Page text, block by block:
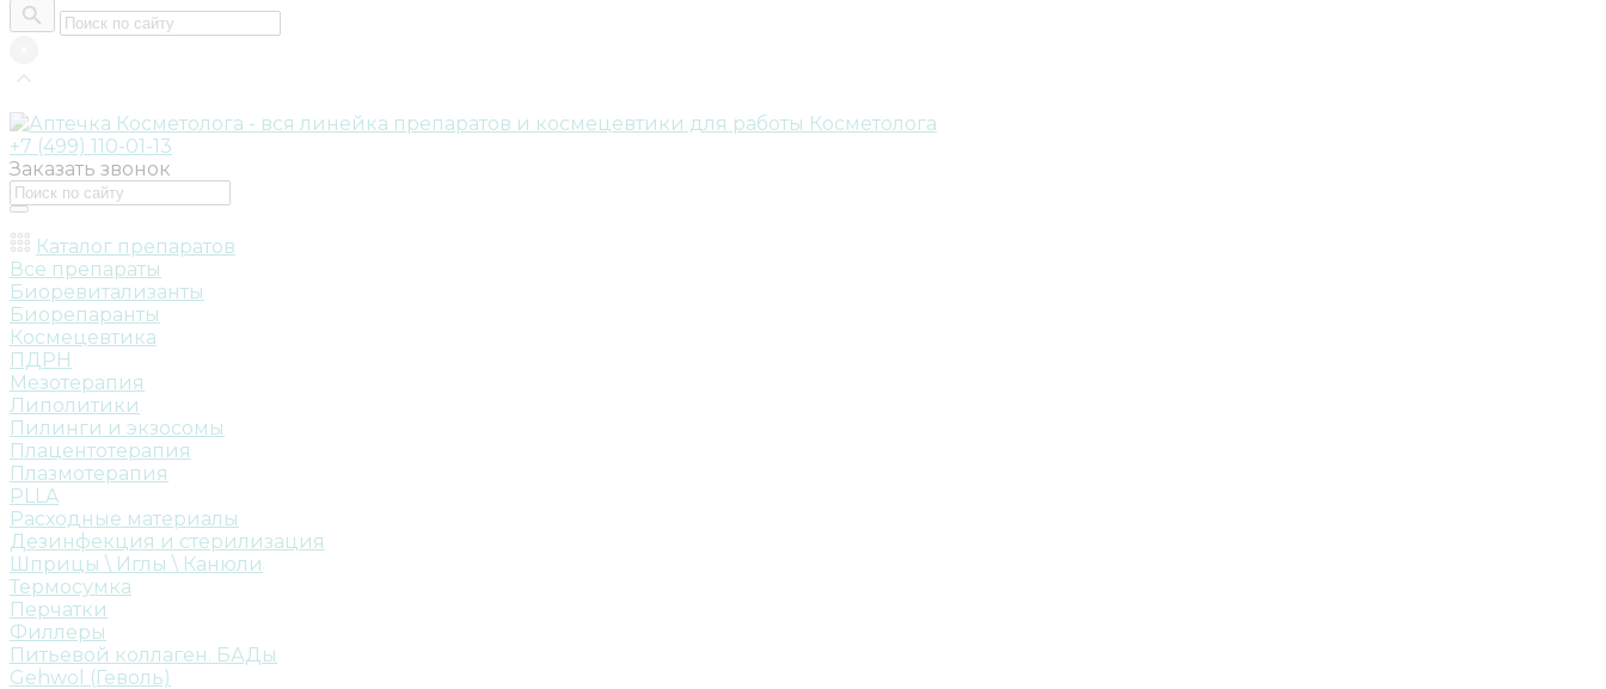
+7 (499) 110-01-13
Заказать звонок
Каталог препаратов
Все препараты
Биоревитализанты
Биорепаранты
Космецевтика
ПДРН
Мезотерапия
Липолитики
Пилинги и экзосомы
Плацентотерапия
Плазмотерапия
PLLA
Расходные материалы
Дезинфекция и стерилизация
Шприцы \ Иглы \ Канюли
Термосумка
Перчатки
Филлеры
Питьевой коллаген. БАДы
Gehwol (Геволь)